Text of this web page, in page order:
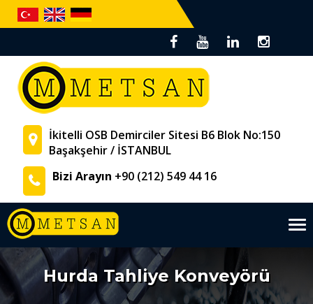
İkitelli OSB Demirciler Sitesi B6 Blok No:150
Başakşehir / İSTANBUL
Bizi Arayın +90 (212) 549 44 16
Hurda Tahliye Konveyörü